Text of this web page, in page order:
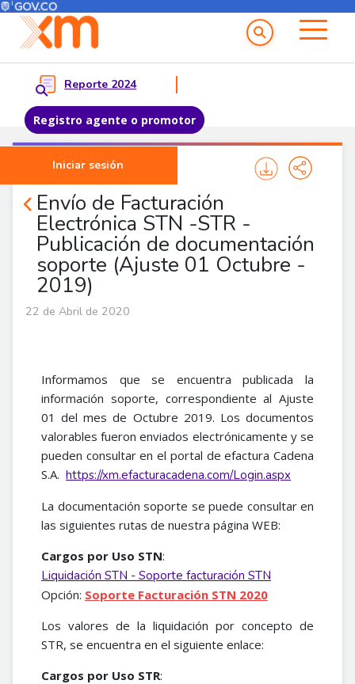
Pasar al contenido principal
Menú del Usuario
Reporte 2024
Registro agente o promotor
Iniciar sesión
Menu principal
Envío de Facturación
Electrónica STN -STR -
Publicación de documentación
soporte (Ajuste 01 Octubre -
2019)
Noticias Agentes
22 de Abril de 2020
Informamos que se encuentra publicada la
información soporte, correspondiente al Ajuste
01 del mes de Octubre 2019. Los documentos
valorables fueron enviados electrónicamente y se
pueden consultar en el portal de efactura Cadena
S.A. https://xm.efacturacadena.com/Login.aspx
La documentación soporte se puede consultar en
las siguientes rutas de nuestra página WEB:
Cargos por Uso STN:
Liquidación STN - Soporte facturación STN
Opción: Soporte Facturación STN 2020
Los valores de la liquidación por concepto de
STR, se encuentra en el siguiente enlace:
Cargos por Uso STR: